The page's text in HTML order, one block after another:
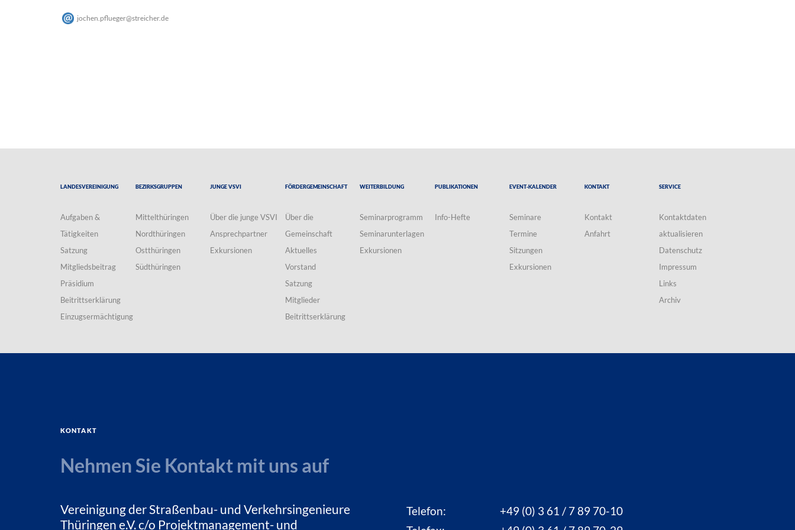
jochen.pflueger@streicher.de
Landesvereinigung
Aufgaben &
Tätigkeiten
Satzung
Mitgliedsbeitrag
Präsidium
Beitrittserklärung
Einzugsermächtigung
Bezirksgruppen
Mittelthüringen
Nordthüringen
Ostthüringen
Südthüringen
Junge VSVI
Über die junge VSVI
Ansprechpartner
Exkursionen
Fördergemeinschaft
Über die
Gemeinschaft
Aktuelles
Vorstand
Satzung
Mitglieder
Beitrittserklärung
Weiterbildung
Seminarprogramm
Seminarunterlagen
Exkursionen
Publikationen
Info-Hefte
Event-Kalender
Seminare
Termine
Sitzungen
Exkursionen
Kontakt
Kontakt
Anfahrt
Service
Kontaktdaten
aktualisieren
Datenschutz
Impressum
Links
Archiv
Kontakt
Nehmen Sie Kontakt mit uns auf
Vereinigung der Straßenbau- und Verkehrsingenieure
Thüringen e.V. c/o Projektmanagement- und
Telefon:
+49 (0) 3 61 / 7 89 70-10